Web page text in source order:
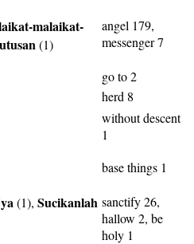
malaikat-
(1)
angel 179,
messenger 7
go to 2
herd 8
without descent
1
base things 1
(1), Sucikanlah sanctify 26,
hallow 2, be
holy 1